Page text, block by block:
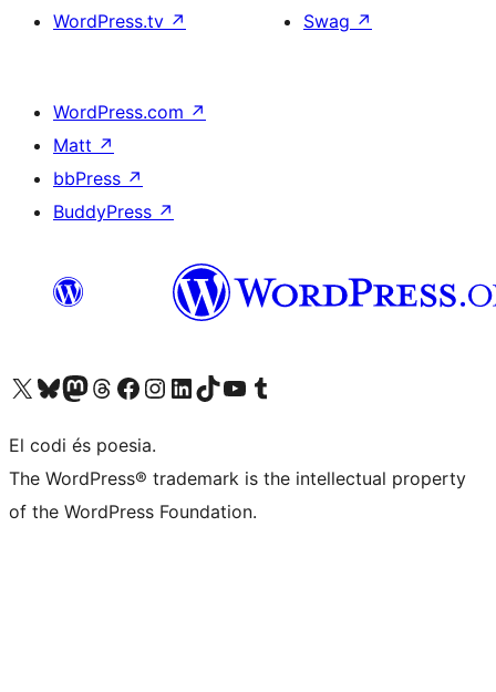
WordPress.tv ↗
Swag ↗
WordPress.com ↗
Matt ↗
bbPress ↗
BuddyPress ↗
Visiteu el nostre compte X (abans Twitter)
Visiteu el nostre compte de Bluesky
Visiteu el nostre compte al Mastodon
Visiteu el nostre compte de Threads
Visiteu la nostra pàgina al Facebook
Visiteu el nostre compte d'Instagram
Visiteu el nostre compte de LinkedIn
Visiteu el nostre compte de TikTok
Visiteu el nostre canal al YouTube
Visiteu el nostre compte de Tumblr
El codi és poesia.
The WordPress® trademark is the intellectual property
of the WordPress Foundation.